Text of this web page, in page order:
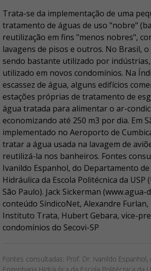
Trata-se da implementação de uma
tratamento de águas de uso "nobre"
reutilização em fins "menos nobres",
lavagens de pisos e outros. No Brasil,
sendo bastante utilizado por indústrias,
utilizado em novos condomínios. Na
escassez de água, alguns edifícios
estações próprias de tratamento de
água tratada para alimentar o ar-
economizando até 250 m3 por dia. Em
implementado no Aeroporto de
tratar a água usada na lavagem de
reutilizá-la nos banheiros. Fontes
Ivanildo Espanhol, do Departamento
Hidráulica da Escola Politécnica da USP
São Paulo). Jack Sickerman (www.agua-
conteúdo SíndicoNet, Alexandre
Instituto Trata, Hubert Gebara, vice-
condomínios do Secovi-SP
Fontes consultadas: Prof. Dr. Ivanildo